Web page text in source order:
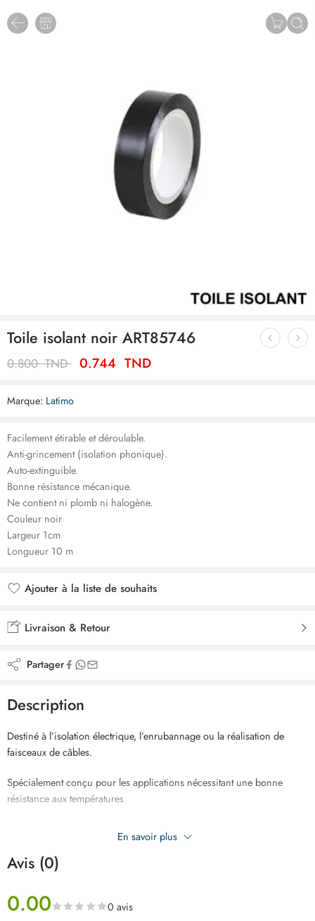
Toile isolant noir ART85746
0.800TND 0.744 TND
Marque: Latimo
Facilement étirable et déroulable.
Anti-grincement (isolation phonique).
Auto-extinguible.
Bonne résistance mécanique.
Ne contient ni plomb ni halogène.
Couleur noir
Largeur 1cm
Longueur 10 m
Ajouter à la liste de souhaits
Livraison & Retour
Partager
Description
Destiné à l’isolation électrique, l’enrubannage ou la réalisation de
faisceaux de câbles.
Spécialement conçu pour les applications nécessitant une bonne
résistance aux températures
Idéal pour le frettage et le câblage électrique de moteur auto et moto et
la restauration de véhicules anciens.
En savoir plus
Avis (0)
0.00 0 avis